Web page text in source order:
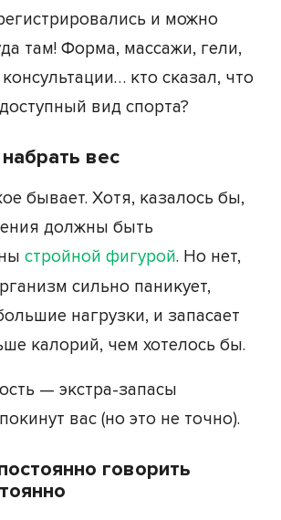
и можно
там! Форма, массажи, гели,
кто сказал, что
вид спорта?
вес
бывает. Хотя, казалось бы,
должны быть
стройной фигурой. Но нет,
сильно паникует,
нагрузки, и запасает
калорий, чем хотелось бы.
— экстра-запасы
вас (но это не точно).
говорить